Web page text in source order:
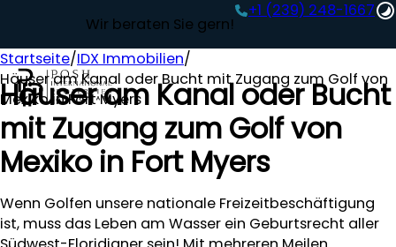
Wir beraten Sie gern!
+1 (239) 248-1667‬
Startseite/IDX Immobilien/
Häuser am Kanal oder Bucht mit Zugang zum Golf von
Mexiko in Fort Myers
Häuser am Kanal oder Bucht
mit Zugang zum Golf von
Mexiko in Fort Myers
Wenn Golfen unsere nationale Freizeitbeschäftigung
ist, muss das Leben am Wasser ein Geburtsrecht aller